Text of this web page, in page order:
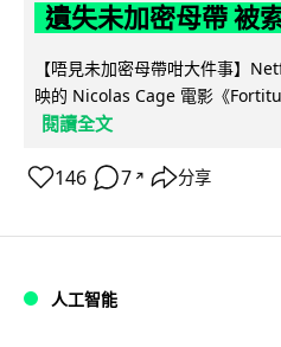
遺失未加密母帶 被
【唔見未加密母帶咁大件事】
映的 Nicolas Cage 電影《
閱讀全文
146 7 ↗ 分享
人工智能